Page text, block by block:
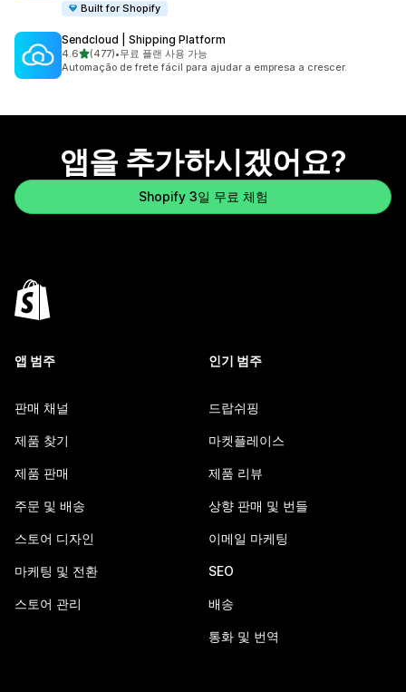
Built for Shopify
Sendcloud | Shipping Platform
4.6별 5개 중
(477)
총 리뷰 477개
•무료 플랜 사용 가능
Automação de frete fácil para ajudar a empresa a crescer.
앱을 추가하시겠어요?
Shopify 3일 무료 체험
앱 범주
판매 채널
제품 찾기
제품 판매
주문 및 배송
스토어 디자인
마케팅 및 전환
스토어 관리
인기 범주
드랍쉬핑
마켓플레이스
제품 리뷰
상향 판매 및 번들
이메일 마케팅
SEO
배송
통화 및 번역